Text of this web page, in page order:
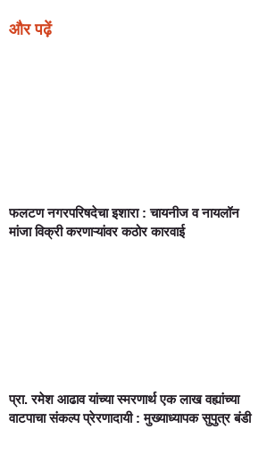
और पढ़ें
फलटण नगरपरिषदेचा इशारा : चायनीज व नायलॉन
मांजा विक्री करणाऱ्यांवर कठोर कारवाई
प्रा. रमेश आढाव यांच्या स्मरणार्थ एक लाख वह्यांच्या
वाटपाचा संकल्प प्रेरणादायी : मुख्याध्यापक सुपुत्र बंडी